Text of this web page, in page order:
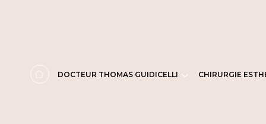
DOCTEUR THOMAS GUIDICELLI CHIRURGIE